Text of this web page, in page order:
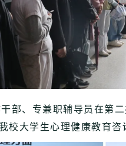
部、专兼职辅导员在第
校大学生心理健康教育咨